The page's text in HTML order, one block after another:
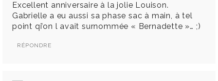
Excellent anniversaire à la jolie Louison.
Gabrielle a eu aussi sa phase sac à main, à tel
point qi’on l avait surnommée « Bernadette »… ;)
RÉPONDRE